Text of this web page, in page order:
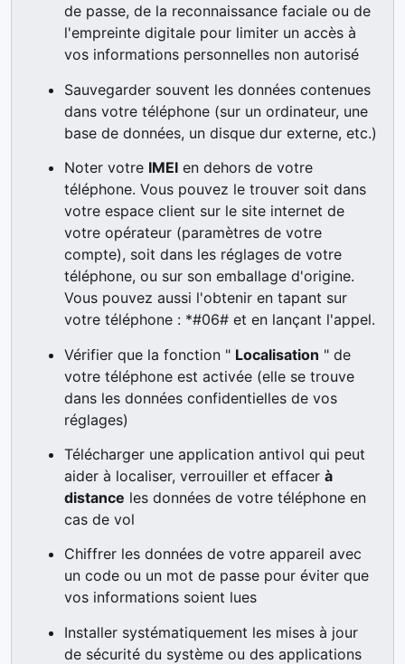
de passe, de la reconnaissance faciale ou de
l'empreinte digitale pour limiter un accès à
vos informations personnelles non autorisé
Sauvegarder souvent les données contenues
dans votre téléphone (sur un ordinateur, une
base de données, un disque dur externe, etc.)
Noter votre IMEIen dehors de votre
téléphone. Vous pouvez le trouver soit dans
votre espace client sur le site internet de
votre opérateur (paramètres de votre
compte), soit dans les réglages de votre
téléphone, ou sur son emballage d'origine.
Vous pouvez aussi l'obtenir en tapant sur
votre téléphone : *#06# et en lançant l'appel.
Vérifier que la fonction " Localisation " de
votre téléphone est activée (elle se trouve
dans les données confidentielles de vos
réglages)
Télécharger une application antivol qui peut
aider à localiser, verrouiller et effacer à
distance les données de votre téléphone en
cas de vol
Chiffrer les données de votre appareil avec
un code ou un mot de passe pour éviter que
vos informations soient lues
Installer systématiquement les mises à jour
de sécurité du système ou des applications